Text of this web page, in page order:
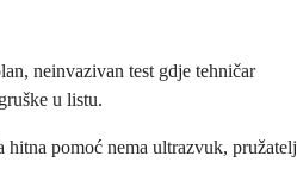
neinvazivan test gdje tehničar
u listu.
pomoć nema ultrazvuk, pružatelj